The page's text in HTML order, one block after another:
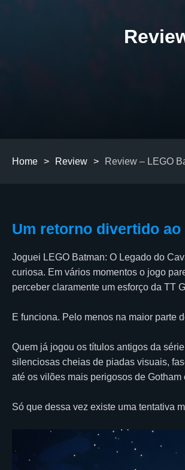
Home > Review > Review – LEGO
Um retorno divertido
Joguei LEGO Batman: O Legado do
curiosa. Em vários momentos o jogo
perceber claramente um esforço da TT
E funciona. Pelo menos na maior parte
Quem já jogou os títulos antigos da
silenciosas cheias de piadas visuais,
até os vilões mais perigosos de
Só que dessa vez existe uma tentativa